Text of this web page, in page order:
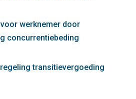
werknemer door
concurrentiebeding
transitievergoeding